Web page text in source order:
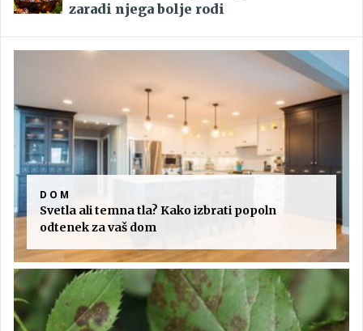
zaradi njega bolje rodi
DOM
Svetla ali temna tla? Kako izbrati popoln
odtenek za vaš dom